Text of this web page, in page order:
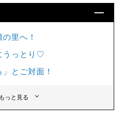
里へ！
うっとり♡
とご対面！
もっと見る